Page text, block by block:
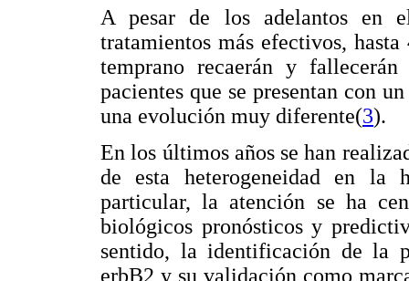
A pesar de los adelantos en
tratamientos más efectivos,
temprano recaerán y
pacientes que se presentan con
una evolución muy diferente(3).
En los últimos años se han
de esta heterogeneidad en la
particular, la atención se ha
biológicos pronósticos y
sentido, la identificación de la
erbB2 y su validación como